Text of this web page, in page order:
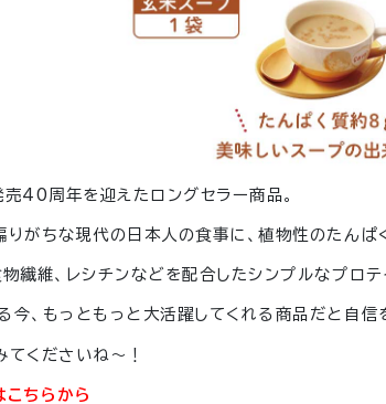
40周年を迎えたロングセラー商品。
りがちな現代の日本人の食事に、植物性のたんぱ
繊維、レシチンなどを配合したシンプルなプロ
、もっともっと大活躍してくれる商品だと自信
てくださいね〜！
ちらから